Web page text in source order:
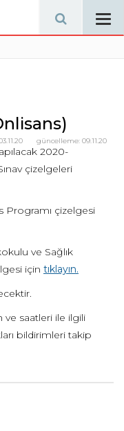
güncelleme: 09.11.20
2020-
çizelgeleri
Programı çizelgesi
ve Sağlık
için tıklayın.
ve saatleri ile ilgili
bildirimleri takip